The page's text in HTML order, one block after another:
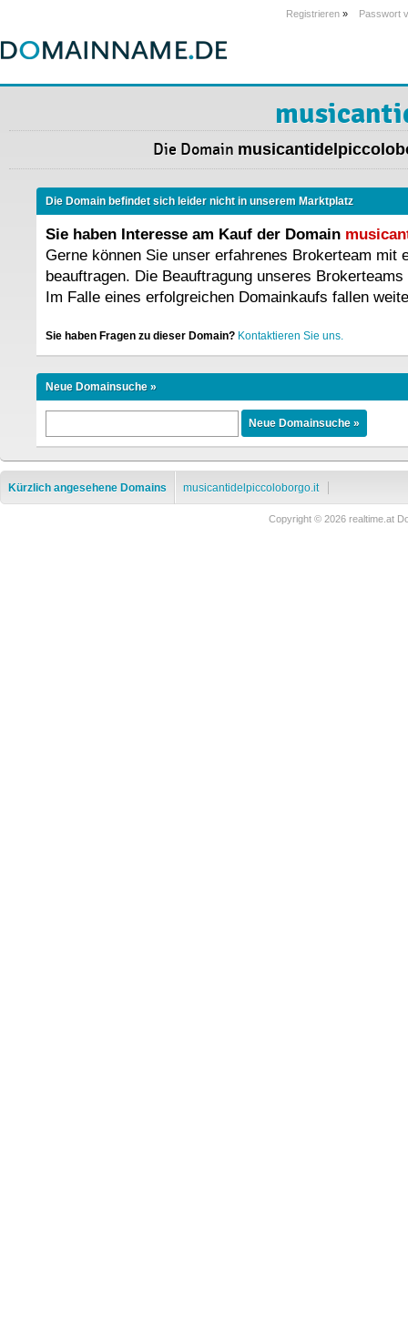
Registrieren » Passwort
Die Domain
Die Domain befindet sich leider nicht in unserem Marktplatz
Sie haben Interesse am Kauf der Domain
Gerne können Sie unser erfahrenes Brokerteam mit
beauftragen. Die Beauftragung unseres
Im Falle eines erfolgreichen Domainkaufs fallen
Sie haben Fragen zu dieser Domain? Kontaktieren Sie uns.
Neue Domainsuche »
Kürzlich angesehene Domains musicantidelpiccoloborgo.it
Copyright © 2026 realtime.at